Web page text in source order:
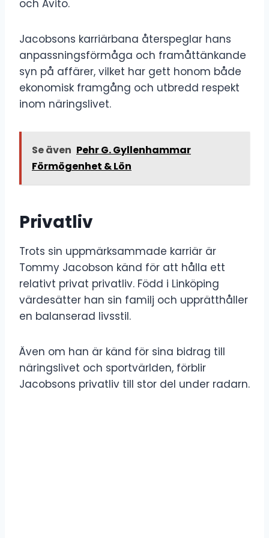
och Avito.
Jacobsons karriärbana återspeglar hans
anpassningsförmåga och framåttänkande
syn på affärer, vilket har gett honom både
ekonomisk framgång och utbredd respekt
inom näringslivet.
Se även Pehr G. Gyllenhammar
Förmögenhet & Lön
Privatliv
Trots sin uppmärksammade karriär är
Tommy Jacobson känd för att hålla ett
relativt privat privatliv. Född i Linköping
värdesätter han sin familj och upprätthåller
en balanserad livsstil.
Även om han är känd för sina bidrag till
näringslivet och sportvärlden, förblir
Jacobsons privatliv till stor del under radarn.